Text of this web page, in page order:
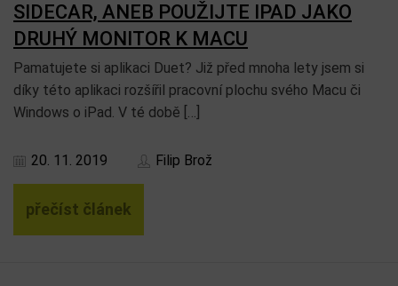
SIDECAR, ANEB POUŽIJTE IPAD JAKO
DRUHÝ MONITOR K MACU
Pamatujete si aplikaci Duet? Již před mnoha lety jsem si
díky této aplikaci rozšířil pracovní plochu svého Macu či
Windows o iPad. V té době […]
20. 11. 2019 Filip Brož
přečíst článek